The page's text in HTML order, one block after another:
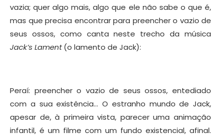
vazia; quer algo mais, algo que ele não sabe o que é,
mas que precisa encontrar para preencher o vazio de
seus ossos, como canta neste trecho da música
Jack’s Lament(o lamento de Jack):
Peraí: preencher o vazio de seus ossos, entediado
com a sua existência… O estranho mundo de Jack,
apesar de, à primeira vista, parecer uma animação
infantil, é um filme com um fundo existencial, afinal.